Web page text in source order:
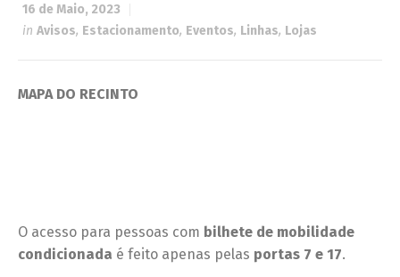
16 de Maio, 2023
in Avisos, Estacionamento, Eventos, Linhas, Lojas
MAPA DO RECINTO
O acesso para pessoas com bilhete de mobilidade
condicionada é feito apenas pelas portas 7 e 17.